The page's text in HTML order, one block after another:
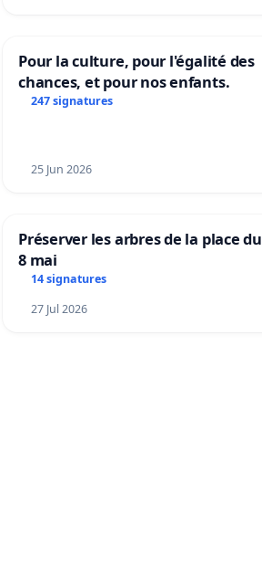
Pour la culture, pour l'égalité des
chances, et pour nos enfants.
247 signatures
25 Jun 2026
Préserver les arbres de la place du
8 mai
14 signatures
27 Jul 2026